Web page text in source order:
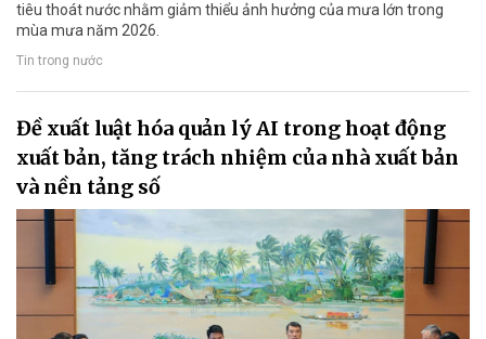
tiêu thoát nước nhằm giảm thiểu ảnh hưởng của mưa lớn trong
mùa mưa năm 2026.
Tin trong nước
Đề xuất luật hóa quản lý AI trong hoạt động
xuất bản, tăng trách nhiệm của nhà xuất bản
và nền tảng số